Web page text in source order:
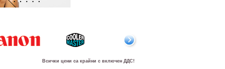
Всички цени са крайни с включен ДДС!